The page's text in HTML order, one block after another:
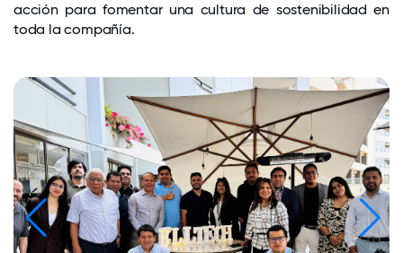
acción para fomentar una cultura de sostenibilidad en
toda la compañía.